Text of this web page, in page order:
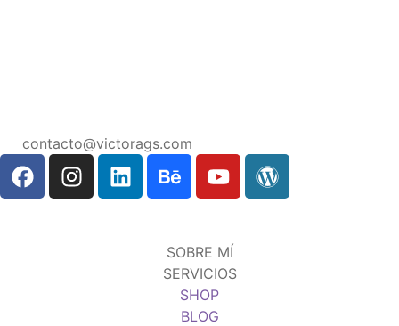
contacto@victorags.com
SOBRE MÍ
SERVICIOS
SHOP
BLOG